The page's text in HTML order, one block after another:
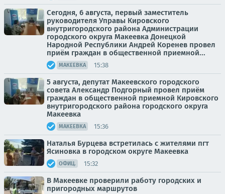
Сегодня, 6 августа, первый заместитель
руководителя Управы Кировского
внутригородского района Администрации
городского округа Макеевка Донецкой
Народной Республики Андрей Коренев провел
приём граждан в общественной приемной...
МАКЕЕВКА 15:38
5 августа, депутат Макеевского городского
совета Александр Подгорный провел приём
граждан в общественной приемной Кировского
внутригородского района городского округа
Макеевка
МАКЕЕВКА 15:36
Наталья Бурцева встретилась с жителями пгт
Ясиновка в городском округе Макеевка
ОФИЦ. 15:32
В Макеевке проверили работу городских и
пригородных маршрутов